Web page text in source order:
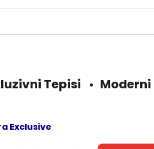
Tepisi Moderni
Exclusive